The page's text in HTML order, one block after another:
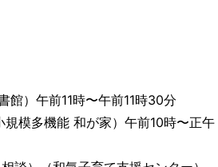
館）午前11時〜午前11時30分
模多機能 和が家）午前10時〜正午